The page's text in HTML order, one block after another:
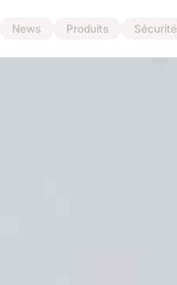
News Produits Sécurité